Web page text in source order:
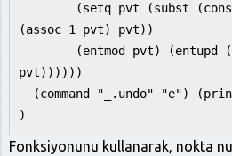
(setq pvt (subst (cons
(assoc 1 pvt) pvt))
(entmod pvt) (entupd
pvt))))))
(command "_.undo" "e")
)
Fonksiyonunu kullanarak, nokta